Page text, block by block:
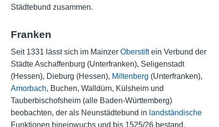
Städtebund zusammen.
Franken
Seit 1331 lässt sich im Mainzer Oberstiftein Verbund der
Städte Aschaffenburg (Unterfranken), Seligenstadt
(Hessen), Dieburg (Hessen), Miltenberg (Unterfranken),
Amorbach, Buchen, Walldürn, Külsheim und
Tauberbischofsheim (alle Baden-Württemberg)
beobachten, der als Neunstädtebund in landständische
Funktionen hineinwuchs und bis 1525/26 bestand.